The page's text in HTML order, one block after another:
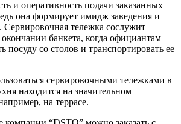
и оперативность подачи заказанных
она формирует имидж заведения и
Сервировочная тележка сослужит
банкета, когда официантам
посуду со столов и транспортировать ее
сервировочными тележками в
находится на значительном
на террасе.